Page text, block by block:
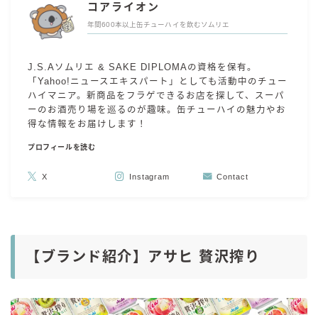
コアライオン
年間600本以上缶チューハイを飲むソムリエ
J.S.Aソムリエ & SAKE DIPLOMAの資格を保有。
「Yahoo!ニュースエキスパート」としても活動中のチュー
ハイマニア。新商品をフラゲできるお店を探して、スーパ
ーのお酒売り場を巡るのが趣味。缶チューハイの魅力やお
得な情報をお届けします！
プロフィールを読む
X Instagram Contact
【ブランド紹介】アサヒ 贅沢搾り